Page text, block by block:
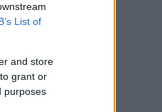
List of
and store
grant or
purposes